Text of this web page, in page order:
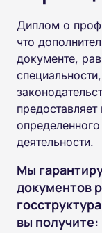
Диплом о
что
документе,
деятельности.
Мы
документов
вы получите: